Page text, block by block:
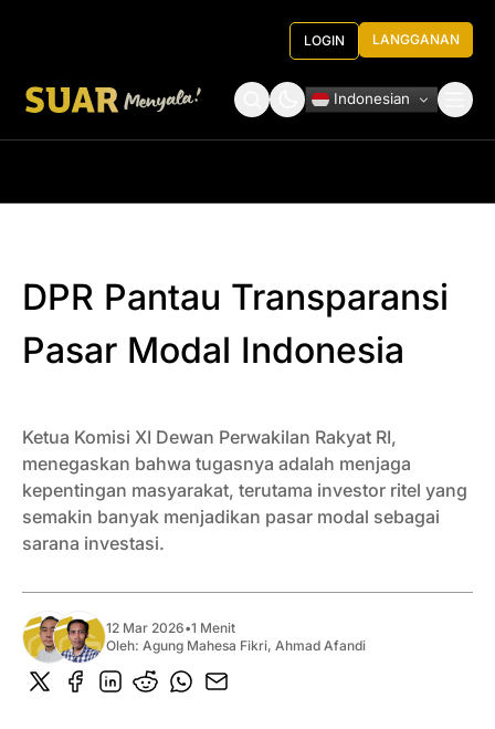
LOGIN LANGGANAN
Indonesian
DPR Pantau Transparansi
Pasar Modal Indonesia
Ketua Komisi XI Dewan Perwakilan Rakyat RI,
menegaskan bahwa tugasnya adalah menjaga
kepentingan masyarakat, terutama investor ritel yang
semakin banyak menjadikan pasar modal sebagai
sarana investasi.
12 Mar 2026•1 Menit
Oleh: Agung Mahesa Fikri, Ahmad Afandi